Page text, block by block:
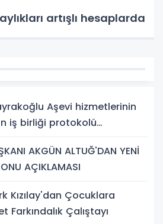
artışlı hesaplarda
Aşevi hizmetlerinin
iş birliği protokolü
AKGÜN ALTUĞ'DAN YENİ
AÇIKLAMASI
Kızılay'dan Çocuklara
Farkındalık Çalıştayı